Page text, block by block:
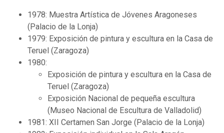
1978: Muestra Artística de Jóvenes Aragoneses
(Palacio de la Lonja)
1979: Exposición de pintura y escultura en la Casa de
Teruel (Zaragoza)
1980:
Exposición de pintura y escultura en la Casa de
Teruel (Zaragoza)
Exposición Nacional de pequeña escultura
(Museo Nacional de Escultura de Valladolid)
1981: XII Certamen San Jorge (Palacio de la Lonja)